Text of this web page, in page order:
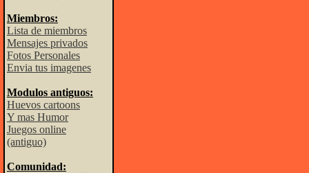
Miembros:
Lista de miembros
Mensajes privados
Fotos Personales
Envia tus imagenes
Modulos antiguos:
Huevos cartoons
Y mas Humor
Juegos online
(antiguo)
Comunidad: